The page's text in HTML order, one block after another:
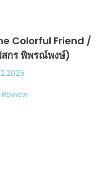
Colorful Friend /
กร พิพรณ์พงษ์)